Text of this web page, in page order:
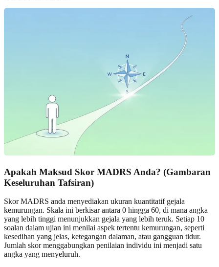
Apakah Maksud Skor MADRS Anda? (Gambaran
Keseluruhan Tafsiran)
Skor MADRS anda menyediakan ukuran kuantitatif gejala
kemurungan. Skala ini berkisar antara 0 hingga 60, di mana angka
yang lebih tinggi menunjukkan gejala yang lebih teruk. Setiap 10
soalan dalam ujian ini menilai aspek tertentu kemurungan, seperti
kesedihan yang jelas, ketegangan dalaman, atau gangguan tidur.
Jumlah skor menggabungkan penilaian individu ini menjadi satu
angka yang menyeluruh.